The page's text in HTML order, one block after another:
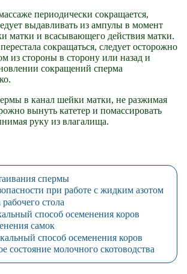
периодически сокращается,
выдавливать из ампулы в момент
матки и всасывающего действия матки.
сокращаться, следует осторожно
из стороны в сторону или назад и
сокращений сперма
в канал шейки матки, не разжимая
вынуть катетер и помассировать
руку из влагалища.
спермы
при работе с жидким азотом
стола
способ осеменения коров
самок
способ осеменения коров
состояние молочного скотоводства